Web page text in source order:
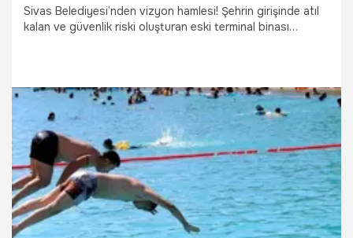
Sivas Belediyesi’nden vizyon hamlesi! Şehrin girişinde atıl
kalan ve güvenlik riski oluşturan eski terminal binası
27.04.2026 Sivas